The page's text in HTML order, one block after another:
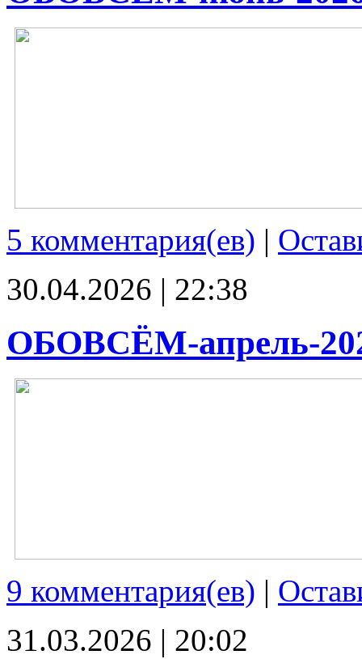
5 комментария(ев) |
30.04.2026 | 22:38
ОБОВСЁМ-апрель-
9 комментария(ев) |
31.03.2026 | 20:02